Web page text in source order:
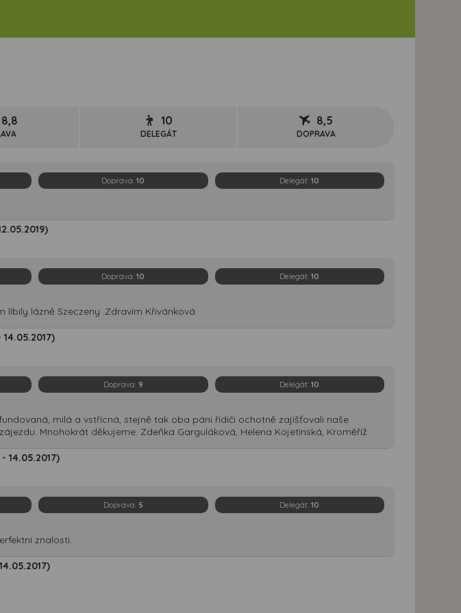
8,8 10
DELEGÁT
8,5
DOPRAVA
Doprava:10 Delegát:10
Doprava:10 Delegát:10
lázně Szeczeny .Zdravím Křivánková
Doprava: 9 Delegát:10
milá a vstřícná, stejně tak oba páni řidiči ochotně zajišťovali naše
Mnohokrát děkujeme. Zdeňka Garguláková, Helena Kojetínská, Kroměříž
14.05.2017)
Doprava: 5 Delegát:10
znalosti.